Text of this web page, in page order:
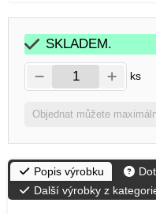
SKLADEM.
ks
Objednat můžete
Popis výrobku
Další výrobky z